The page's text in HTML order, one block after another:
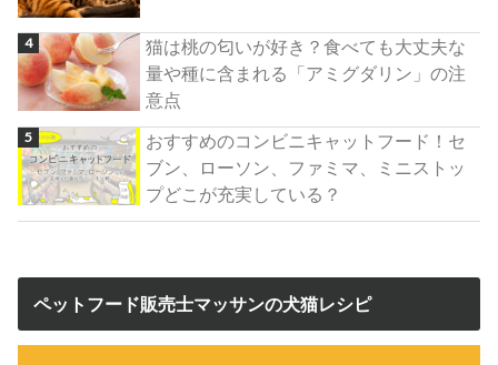
猫は桃の匂いが好き？食べても大丈夫な
量や種に含まれる「アミグダリン」の注
意点
おすすめのコンビニキャットフード！セ
ブン、ローソン、ファミマ、ミニストッ
プどこが充実している？
ペットフード販売士マッサンの犬猫レシピ